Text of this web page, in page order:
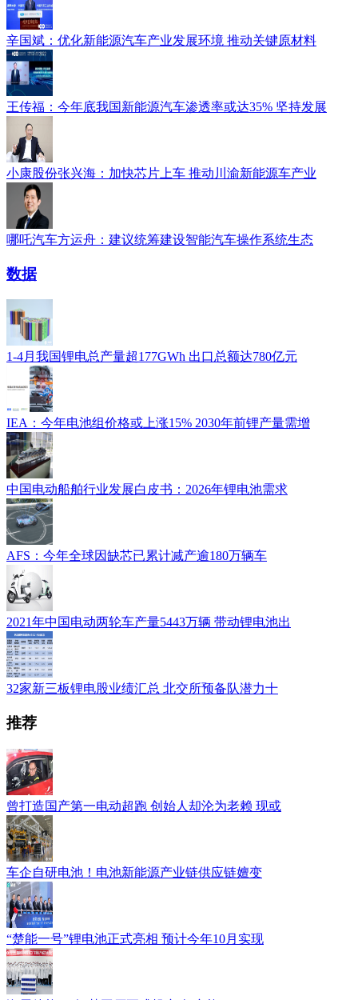
辛国斌：优化新能源汽车产业发展环境 推动关键原材料
王传福：今年底我国新能源汽车渗透率或达35% 坚持发展
小康股份张兴海：加快芯片上车 推动川渝新能源车产业
哪吒汽车方运舟：建议统筹建设智能汽车操作系统生态
数据
1-4月我国锂电总产量超177GWh 出口总额达780亿元
IEA：今年电池组价格或上涨15% 2030年前锂产量需增
中国电动船舶行业发展白皮书：2026年锂电池需求
AFS：今年全球因缺芯已累计减产逾180万辆车
2021年中国电动两轮车产量5443万辆 带动锂电池出
32家新三板锂电股业绩汇总 北交所预备队潜力十
推荐
曾打造国产第一电动超跑 创始人却沦为老赖 现或
车企自研电池！电池新能源产业链供应链嬗变
“楚能一号”锂电池正式亮相 预计今年10月实现